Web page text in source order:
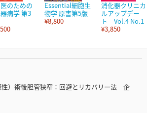
のための
病学 第3
Essential細胞生
物学 原書第5版
¥8,800
消化器クリニカ
ルアップデー
ト Vol.4 No.1
¥3,850
）術後胆管狭窄：回避とリカバリー法 企